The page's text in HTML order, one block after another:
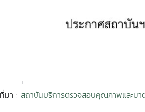
ที่มา : สถาบันบริการตรวจสอบคุณภาพและม